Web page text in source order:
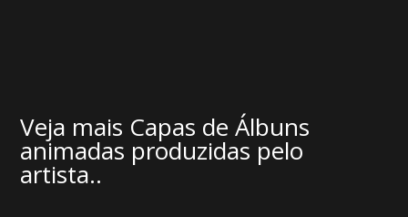
Veja mais Capas de Álbuns
animadas produzidas pelo
artista..